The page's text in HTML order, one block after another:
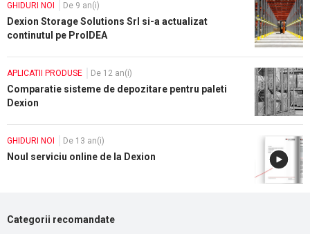
GHIDURI NOI De 9 an(i)
Dexion Storage Solutions Srl si-a actualizat
continutul pe ProIDEA
APLICATII PRODUSE De 12 an(i)
Comparatie sisteme de depozitare pentru paleti
Dexion
GHIDURI NOI De 13 an(i)
Noul serviciu online de la Dexion
Categorii recomandate